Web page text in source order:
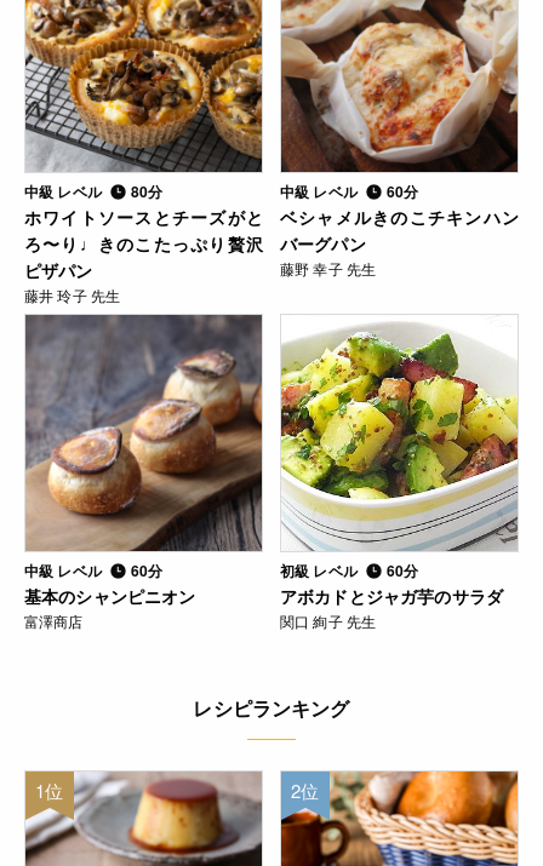
中級 レベル 80分
ホワイトソースとチーズがと
ろ〜り♩きのこたっぷり贅沢
ピザパン
藤井 玲子 先生
中級 レベル 60分
ベシャメルきのこチキンハン
バーグパン
藤野 幸子 先生
中級 レベル 60分
基本のシャンピニオン
富澤商店
初級 レベル 60分
アボカドとジャガ芋のサラダ
関口 絢子 先生
レシピランキング
1位 2位